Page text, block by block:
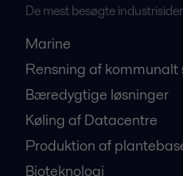
De mest besøgte industrisider
Marine
Rensning af kommunalt
Bæredygtige løsninger
Køling af Datacentre
Produktion af
Bioteknologi